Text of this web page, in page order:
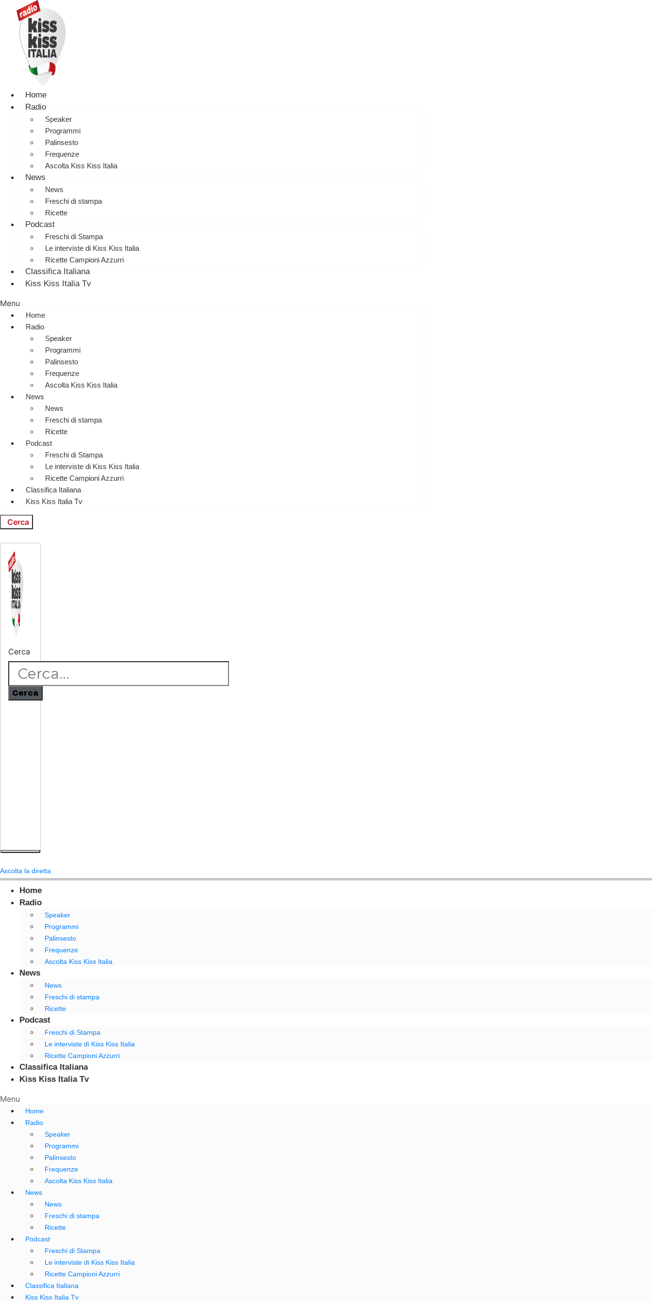
Home
Radio
Speaker
Programmi
Palinsesto
Frequenze
Ascolta Kiss Kiss Italia
News
News
Freschi di stampa
Ricette
Podcast
Freschi di Stampa
Le interviste di Kiss Kiss Italia
Ricette Campioni Azzurri
Classifica Italiana
Kiss Kiss Italia Tv
Menu
Home
Radio
Speaker
Programmi
Palinsesto
Frequenze
Ascolta Kiss Kiss Italia
News
News
Freschi di stampa
Ricette
Podcast
Freschi di Stampa
Le interviste di Kiss Kiss Italia
Ricette Campioni Azzurri
Classifica Italiana
Kiss Kiss Italia Tv
Cerca
Cerca
Cerca
Ascolta la diretta
Home
Radio
Speaker
Programmi
Palinsesto
Frequenze
Ascolta Kiss Kiss Italia
News
News
Freschi di stampa
Ricette
Podcast
Freschi di Stampa
Le interviste di Kiss Kiss Italia
Ricette Campioni Azzurri
Classifica Italiana
Kiss Kiss Italia Tv
Menu
Home
Radio
Speaker
Programmi
Palinsesto
Frequenze
Ascolta Kiss Kiss Italia
News
News
Freschi di stampa
Ricette
Podcast
Freschi di Stampa
Le interviste di Kiss Kiss Italia
Ricette Campioni Azzurri
Classifica Italiana
Kiss Kiss Italia Tv